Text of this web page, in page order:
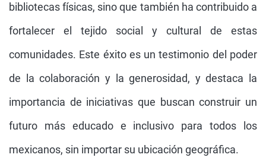
bibliotecas físicas, sino que también ha contribuido a
fortalecer el tejido social y cultural de estas
comunidades. Este éxito es un testimonio del poder
de la colaboración y la generosidad, y destaca la
importancia de iniciativas que buscan construir un
futuro más educado e inclusivo para todos los
mexicanos, sin importar su ubicación geográfica.